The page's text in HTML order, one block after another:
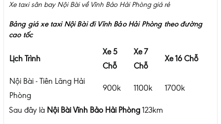
Xe taxi sân bay Nội Bài về Vĩnh Bảo Hải Phòng giá rẻ
Bảng giá xe taxi Nội Bài đi Vĩnh Bảo Hải Phòng theo đường
cao tốc
Lịch Trình
Xe 5
Chỗ
Xe 7
Chỗ
Xe 16 Chỗ
Nội Bài - Tiên Lãng Hải
Phòng
900k 1100k 1700k
Sau đây là Nội Bài Vĩnh Bảo Hải Phòng 123km